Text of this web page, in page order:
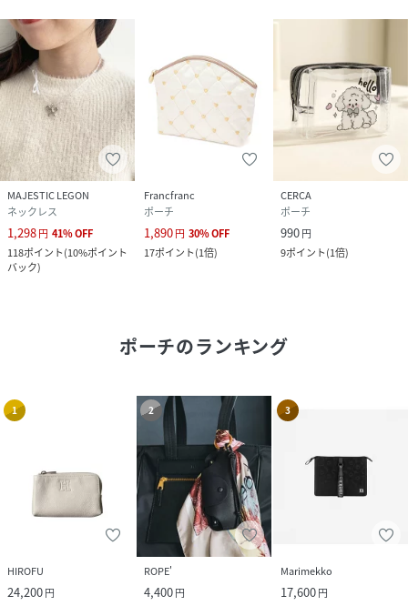
MAJESTIC LEGON
ネックレス
1,298円 41%OFF
118ポイント(10%ポイント
バック)
Francfranc
ポーチ
1,890円 30%OFF
17ポイント(1倍)
CERCA
ポーチ
990円
9ポイント(1倍)
ポーチのランキング
1
HIROFU
24,200円
2
ROPE'
4,400円
3
Marimekko
17,600円